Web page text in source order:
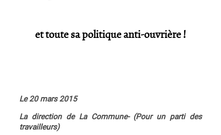
et toute sa politique anti-ouvrière !
Le 20 mars 2015
La direction de La Commune- (Pour un parti des
travailleurs)